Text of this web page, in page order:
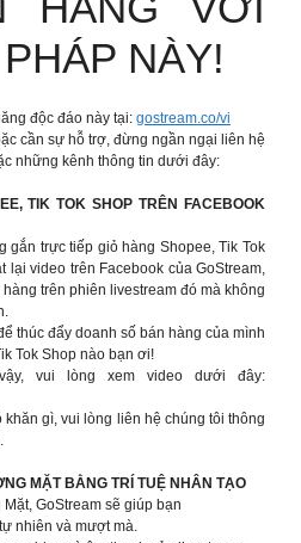
NÀY!
độc đáo này tại: gostream.co/vi
cần sự hỗ trợ, đừng ngần ngại liên hệ
những kênh thông tin dưới đây:
TIK TOK SHOP TRÊN FACEBOOK
gắn trực tiếp giỏ hàng Shopee, Tik Tok
lại video trên Facebook của GoStream,
trên phiên livestream đó mà không
thúc đẩy doanh số bán hàng của mình
Tok Shop nào bạn ơi!
vui lòng xem video dưới đây:
khăn gì, vui lòng liên hệ chúng tôi thông
MẶT BẰNG TRÍ TUỆ NHÂN TẠO
GoStream sẽ giúp bạn
nhiên và mượt mà.